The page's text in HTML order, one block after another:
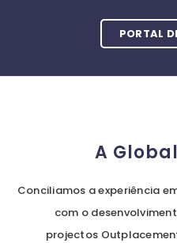
PORTAL
A
Conciliamos a experiência
com o
projectos